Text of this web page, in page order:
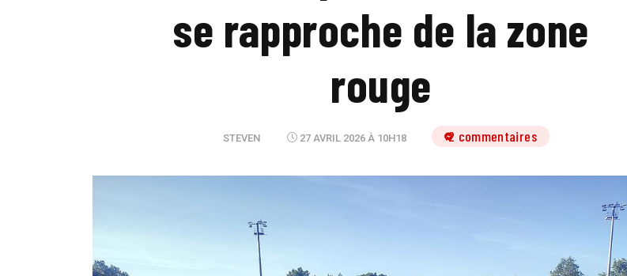
se rapproche de la zone
rouge
STEVEN 27 AVRIL 2026 À 10H18 2 commentaires